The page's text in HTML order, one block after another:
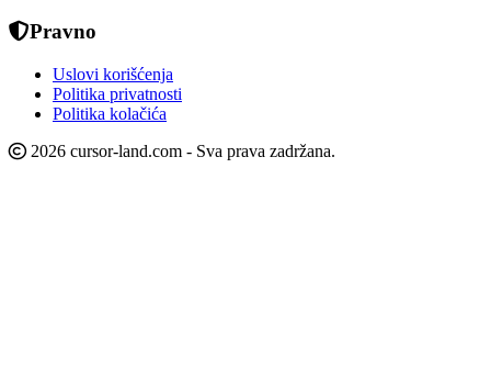
Pravno
Uslovi korišćenja
Politika privatnosti
Politika kolačića
2026 cursor-land.com - Sva prava zadržana.